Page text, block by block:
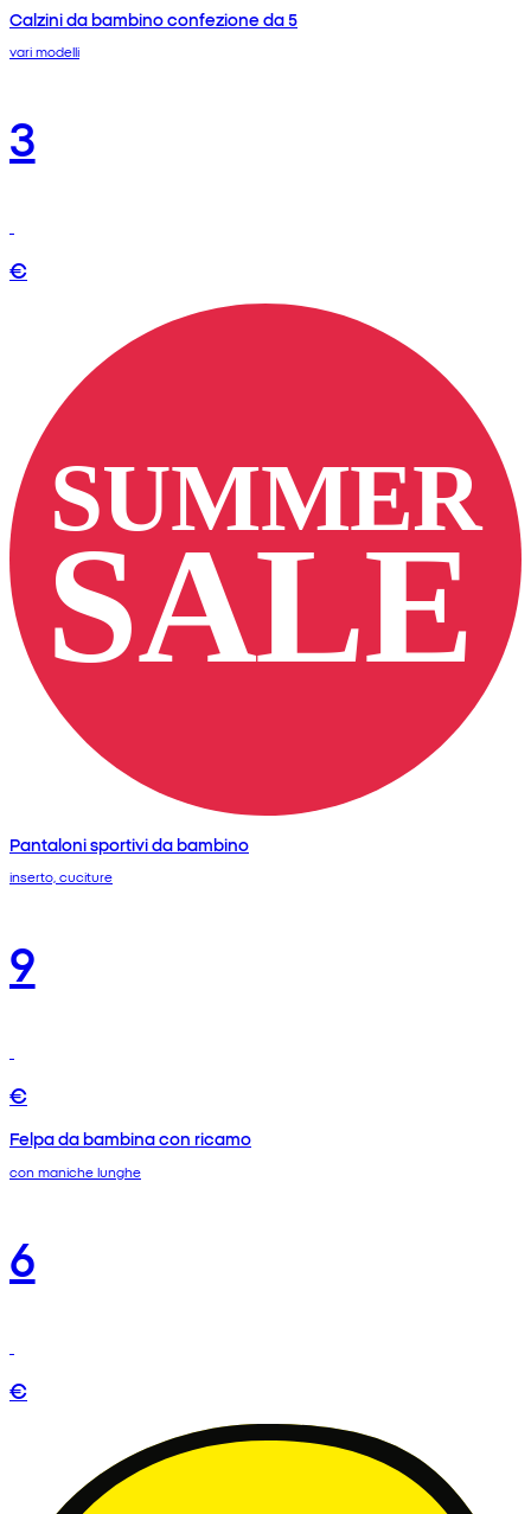
Calzini da bambino confezione da 5
vari modelli
3
€
Pantaloni sportivi da bambino
inserto, cuciture
9
€
Felpa da bambina con ricamo
con maniche lunghe
6
€